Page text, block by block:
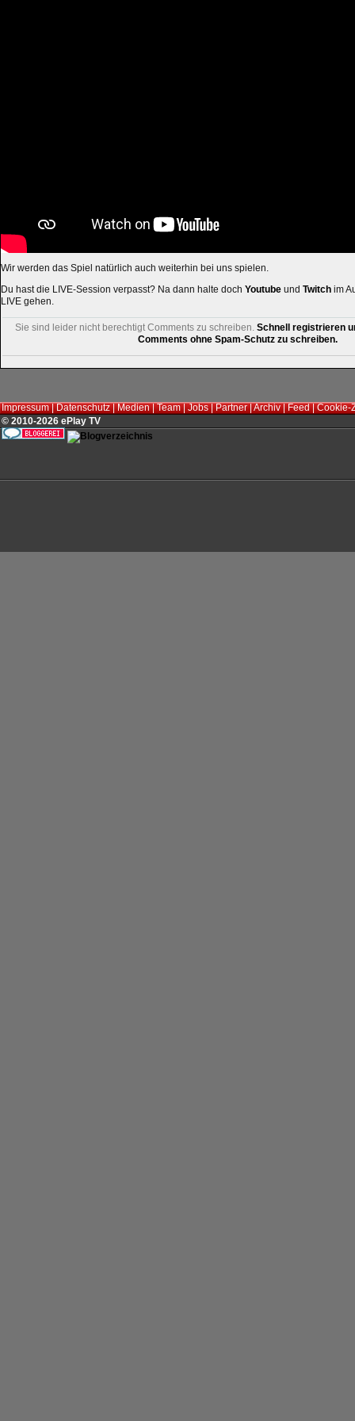
Wir werden das Spiel natürlich auch weiterhin bei uns spielen.
Du hast die LIVE-Session verpasst? Na dann halte doch Youtube und Twitch im
LIVE gehen.
Sie sind leider nicht berechtigt Comments zu schreiben. Schnell registrieren
Comments ohne Spam-Schutz zu schreiben.
Impressum|Datenschutz|Medien|Team|Jobs|Partner|Archiv|Feed|Cookie-
© 2010-2026 ePlay TV